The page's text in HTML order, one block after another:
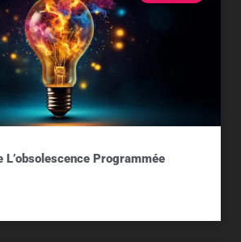
L’obsolescence Programmée